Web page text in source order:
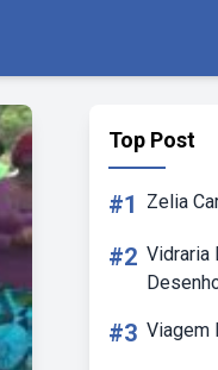
Top Post
#1 Zelia
#2 Vidraria
#3 Viagem